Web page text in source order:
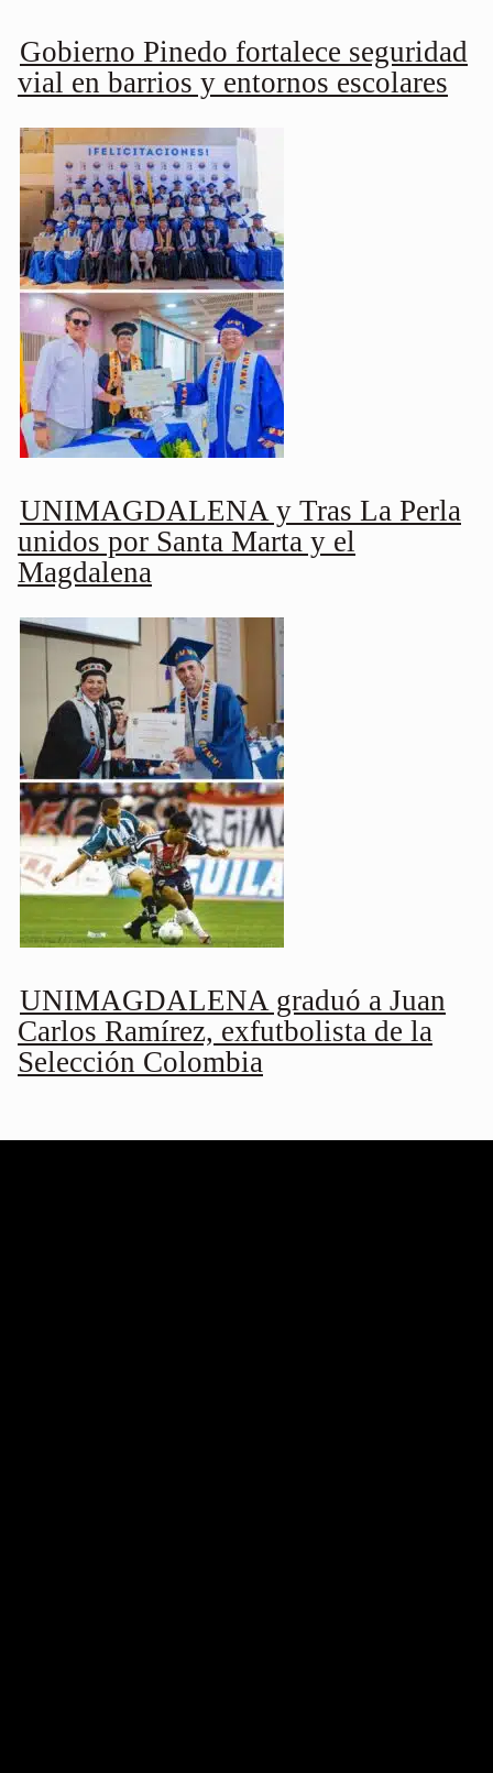
Gobierno Pinedo fortalece seguridad
vial en barrios y entornos escolares
UNIMAGDALENA y Tras La Perla
unidos por Santa Marta y el
Magdalena
UNIMAGDALENA graduó a Juan
Carlos Ramírez, exfutbolista de la
Selección Colombia